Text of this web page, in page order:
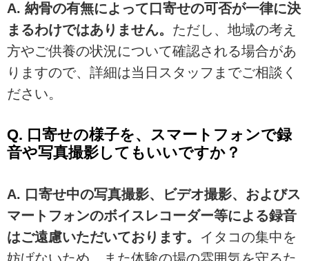
A. 納骨の有無によって口寄せの可否が一律に決
まるわけではありません。 ただし、地域の考え
方やご供養の状況について確認される場合があ
りますので、詳細は当日スタッフまでご相談く
ださい。
Q. 口寄せの様子を、スマートフォンで録
音や写真撮影してもいいですか？
A. 口寄せ中の写真撮影、ビデオ撮影、およびス
マートフォンのボイスレコーダー等による録音
はご遠慮いただいております。 イタコの集中を